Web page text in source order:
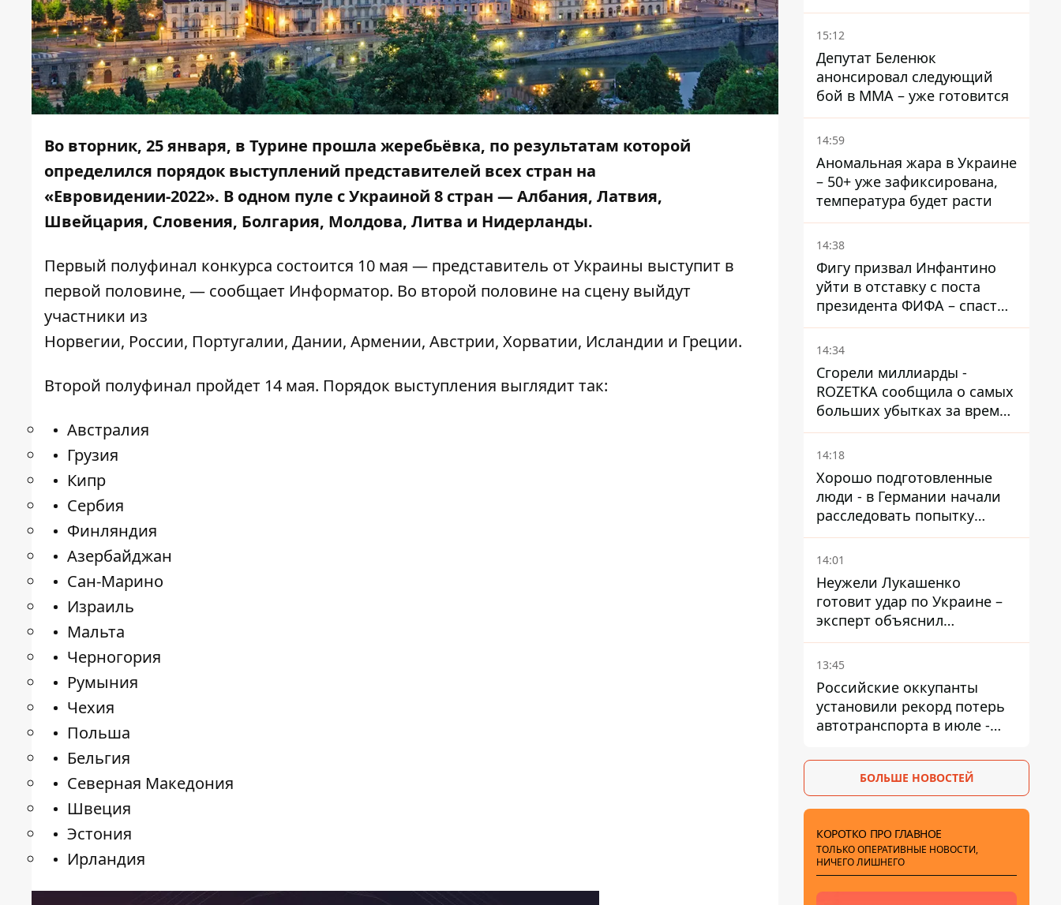
Во вторник, 25 января, в Турине прошла жеребьёвка, по результатам которой
определился порядок выступлений представителей всех стран на
«Евровидении-2022». В одном пуле с Украиной 8 стран — Албания, Латвия,
Швейцария, Словения, Болгария, Молдова, Литва и Нидерланды.
Первый полуфинал конкурса состоится 10 мая — представитель от Украины выступит в
первой половине, — сообщает Информатор. Во второй половине на сцену выйдут
участники из
Норвегии, России, Португалии, Дании, Армении, Австрии, Хорватии, Исландии и Греции.
Второй полуфинал пройдет 14 мая. Порядок выступления выглядит так:
Австралия
Грузия
Кипр
Сербия
Финляндия
Азербайджан
Сан-Марино
Израиль
Мальта
Черногория
Румыния
Чехия
Польша
Бельгия
Северная Македония
Швеция
Эстония
Ирландия
DeepState
15:12
Депутат Беленюк
анонсировал следующий
бой в ММА – уже готовится
14:59
Аномальная жара в Украине
– 50+ уже зафиксирована,
температура будет расти
14:38
Фигу призвал Инфантино
уйти в отставку с поста
президента ФИФА – спасти
футбол еще не поздно
14:34
Сгорели миллиарды -
ROZETKA сообщила о самых
больших убытках за время
существования компании
14:18
Хорошо подготовленные
люди - в Германии начали
расследовать попытку
ударить дроном по
украинскому самолету на
14:01
Неужели Лукашенко
готовит удар по Украине –
эксперт объяснил
настоящее назначение
новой гомельской бригады
13:45
Российские оккупанты
установили рекорд потерь
автотранспорта в июле -
БОЛЬШЕ НОВОСТЕЙ
КОРОТКО ПРО ГЛАВНОЕ
ТОЛЬКО ОПЕРАТИВНЫЕ НОВОСТИ,
НИЧЕГО ЛИШНЕГО